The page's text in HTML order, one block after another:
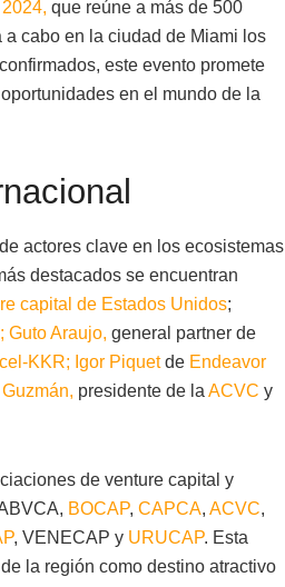
que reúne a más de 500
cabo en la ciudad de Miami los
este evento promete
en el mundo de la
actores clave en los ecosistemas
destacados se encuentran
capital de Estados Unidos;
Guto Araujo, general partner de
KKR; Igor Piquetde Endeavor
presidente de la ACVC y
de venture capital y
BOCAP, CAPCA, ACVC,
, VENECAP y URUCAP. Esta
la región como destino atractivo